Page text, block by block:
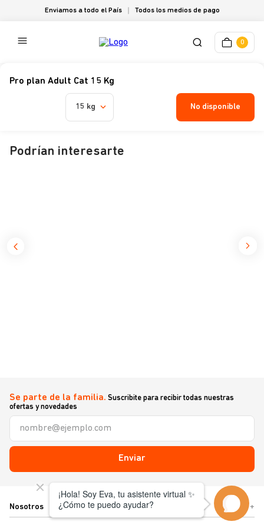
Enviamos a todo el País Todos los medios de pago
0
Pro plan Adult Cat 15 Kg
15 kg No disponible
Podrían interesarte
Se parte de la familia. Suscribite para recibir todas nuestras
ofertas y novedades
Enviar
Nosotros +